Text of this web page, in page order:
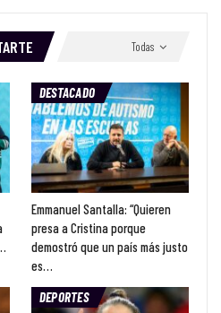
Todas
DESTACADO
Emmanuel Santalla: “Quieren
presa a Cristina porque
demostró que un país más justo
es…
DEPORTES